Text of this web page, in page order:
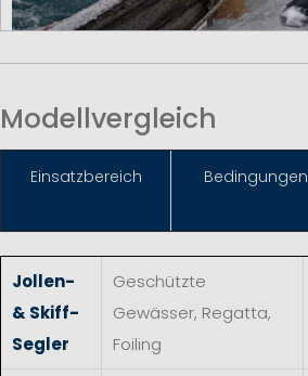
Modellvergleich
Einsatzbereich Bedingungen
Jollen-
& Skiff-
Segler
Geschützte
Gewässer, Regatta,
Foiling